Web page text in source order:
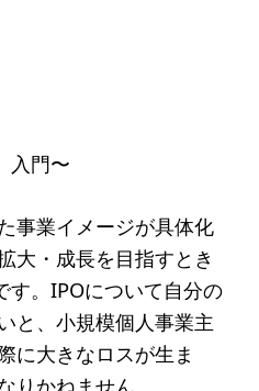
来
入門〜
事業イメージが具体化
大・成長を目指すとき
す。IPOについて自分の
と、小規模個人事業主
に大きなロスが生ま
りかねません。